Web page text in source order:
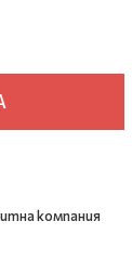
компания